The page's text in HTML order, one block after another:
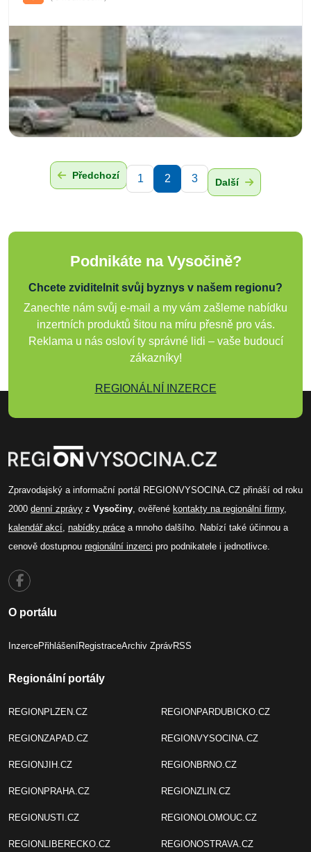
Předchozí 1 2 3 Další
Podnikáte na Vysočině?
Chcete zviditelnit svůj byznys v našem regionu?
Zanechte nám svůj e-mail a my vám zašleme nabídku
inzertních produktů šitou na míru přesně pro vás.
Reklama u nás osloví ty správné lidi – vaše budoucí
zákazníky!
REGIONÁLNÍ INZERCE
Zpravodajský a informační portál REGIONVYSOCINA.CZ přináší od roku
2000 denní zprávy z Vysočiny , ověřené kontakty na regionální firmy,
kalendář akcí nabídky práce a mnoho dalšího. Nabízí také účinnou a
cenově dostupnou regionální inzerci pro podnikatele i jednotlivce.
O portálu
InzercePřihlášeníRegistraceArchiv ZprávRSS
Regionální portály
REGIONPLZEN.CZ
REGIONZAPAD.CZ
REGIONJIH.CZ
REGIONPRAHA.CZ
REGIONUSTI.CZ
REGIONLIBERECKO.CZ
REGIONPARDUBICKO.CZ
REGIONVYSOCINA.CZ
REGIONBRNO.CZ
REGIONZLIN.CZ
REGIONOLOMOUC.CZ
REGIONOSTRAVA.CZ